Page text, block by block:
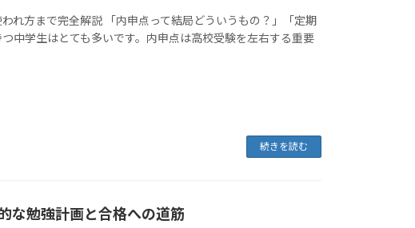
れ方まで完全解説 「内申点って結局どういうもの？」「定期
中学生はとても多いです。内申点は高校受験を左右する重要
続きを読む
な勉強計画と合格への道筋